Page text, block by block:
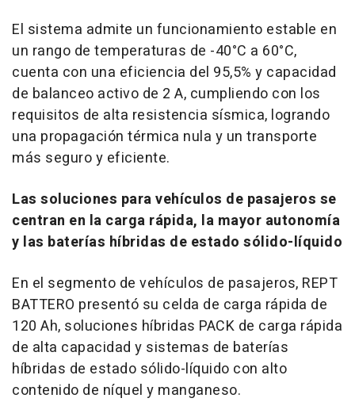
El sistema admite un funcionamiento estable en
un rango de temperaturas de -40°C a 60°C,
cuenta con una eficiencia del 95,5% y capacidad
de balanceo activo de 2 A, cumpliendo con los
requisitos de alta resistencia sísmica, logrando
una propagación térmica nula y un transporte
más seguro y eficiente.
Las soluciones para vehículos de pasajeros se
centran en la carga rápida, la mayor autonomía
y las baterías híbridas de estado sólido-líquido
En el segmento de vehículos de pasajeros, REPT
BATTERO presentó su celda de carga rápida de
120 Ah, soluciones híbridas PACK de carga rápida
de alta capacidad y sistemas de baterías
híbridas de estado sólido-líquido con alto
contenido de níquel y manganeso.